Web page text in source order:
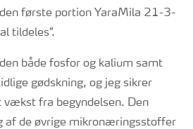
første portion YaraMila 21-3-
tildeles”.
både fosfor og kalium samt
gødskning, og jeg sikrer
vækst fra begyndelsen. Den
af de øvrige mikronæringsstoffer